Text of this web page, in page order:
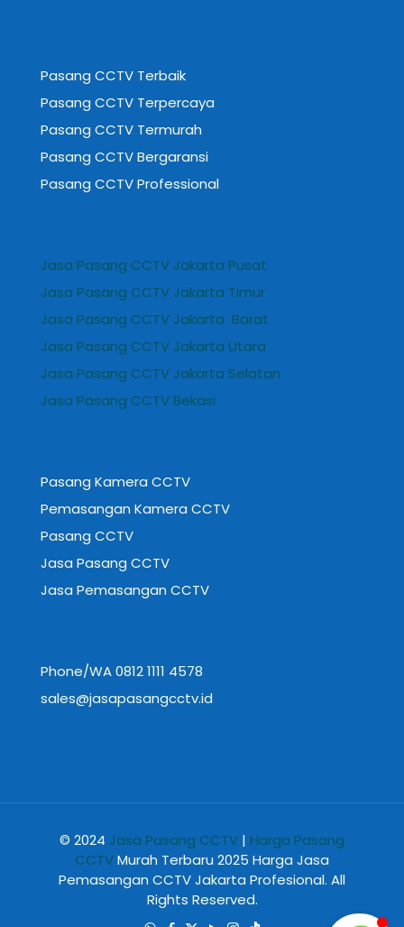
Pasang CCTV Terbaik
Pasang CCTV Terpercaya
Pasang CCTV Termurah
Pasang CCTV Bergaransi
Pasang CCTV Professional
Jasa Pasang CCTV Jakarta Pusat
Jasa Pasang CCTV Jakarta Timur
Jasa Pasang CCTV Jakarta Barat
Jasa Pasang CCTV Jakarta Utara
Jasa Pasang CCTV Jakarta Selatan
Jasa Pasang CCTV Bekasi
Pasang Kamera CCTV
Pemasangan Kamera CCTV
Pasang CCTV
Jasa Pasang CCTV
Jasa Pemasangan CCTV
Phone/WA 0812 1111 4578
sales@jasapasangcctv.id
© 2024 Jasa Pasang CCTV | Harga Pasang
CCTVMurah Terbaru 2025 Harga Jasa
Pemasangan CCTV Jakarta Profesional. All
Rights Reserved.